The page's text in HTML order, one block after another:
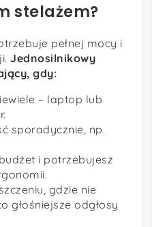
stelażem?
pełnej mocy i
Jednosilnikowy
gdy:
– laptop lub
sporadycznie, np.
i potrzebujesz
gdzie nie
głośniejsze odgłosy